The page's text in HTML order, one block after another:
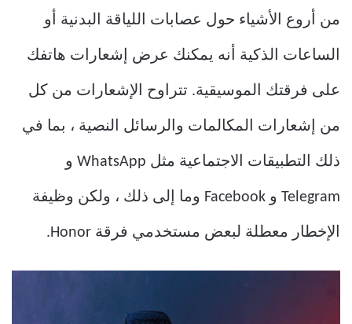
من أروع الأشياء حول عصابات اللياقة البدنية أو
الساعات الذكية أنه يمكنك عرض إشعارات هاتفك
على فرقتك الموسيقية. تتراوح الإشعارات من كل
من إشعارات المكالمات والرسائل النصية ، بما في
ذلك التطبيقات الاجتماعية مثل WhatsApp و
Telegram و Facebook وما إلى ذلك ، ولكن وظيفة
الإخطار معطلة لبعض مستخدمي فرقة Honor.